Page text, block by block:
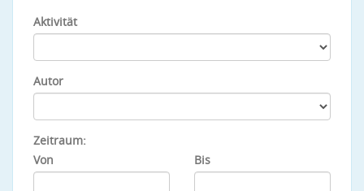
Aktivität
Autor
Zeitraum:
Von
Bis